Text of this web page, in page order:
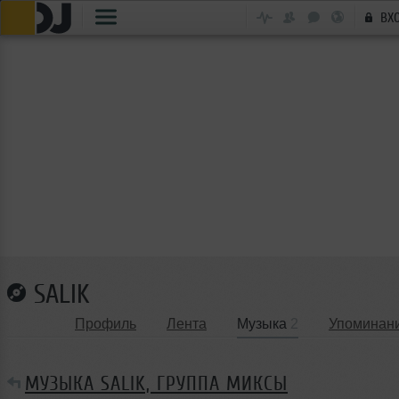
SALIK
Профиль Лента Музыка
МУЗЫКА SALIK, ГРУППА МИКСЫ